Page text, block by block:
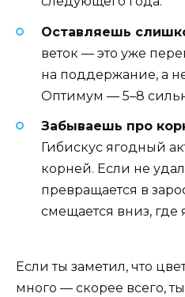
Оставляешь
веток — это уже
на поддержание, а
Оптимум — 5–8
Забываешь про
Гибискус ягодный
корней. Если не
превращается в
смещается вниз, где
Если ты заметил, что
много — скорее всего,